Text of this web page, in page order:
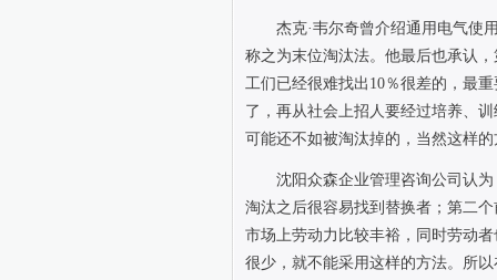
杰克·韦尔奇曾介绍通用电气使
称之为末位淘汰法。他最后也承认
工们已经很难找出10％很差的，最
了，再从社会上招人要经过培养、
可能还不如被淘汰掉的，当然这样
沈阳众森企业管理咨询公司认
淘汰之后很容易找到替换者；第二
市场上劳动力比较丰裕，同时劳动
很少，就不能采用这样的方法。所